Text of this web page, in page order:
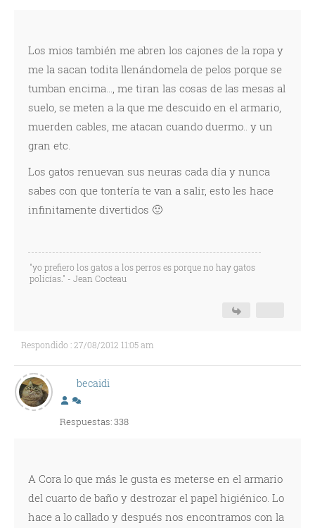
Los mios también me abren los cajones de la ropa y
me la sacan todita llenándomela de pelos porque se
tumban encima..., me tiran las cosas de las mesas al
suelo, se meten a la que me descuido en el armario,
muerden cables, me atacan cuando duermo.. y un
gran etc.
Los gatos renuevan sus neuras cada día y nunca
sabes con que tontería te van a salir, esto les hace
infinitamente divertidos 🙂
"yo prefiero los gatos a los perros es porque no hay gatos
policías." - Jean Cocteau
Respondido : 27/08/2012 11:05 am
becaidi
Respuestas: 338
A Cora lo que más le gusta es meterse en el armario
del cuarto de baño y destrozar el papel higiénico. Lo
hace a lo callado y después nos encontramos con la